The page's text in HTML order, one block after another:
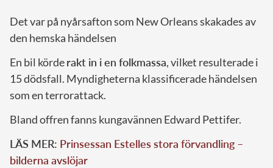
Det var på nyårsafton som New Orleans skakades av
den hemska händelsen
En bil körderakt in i en folkmassa, vilket resulterade i
15 dödsfall. Myndigheterna klassificerade händelsen
som en terrorattack.
Bland offren fanns kungavännen Edward Pettifer.
LÄS MER: Prinsessan Estelles stora förvandling –
bilderna avslöjar